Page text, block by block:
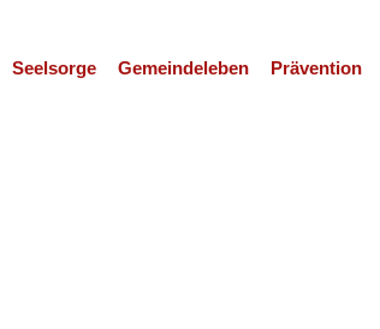
Seelsorge Gemeindeleben Prävention